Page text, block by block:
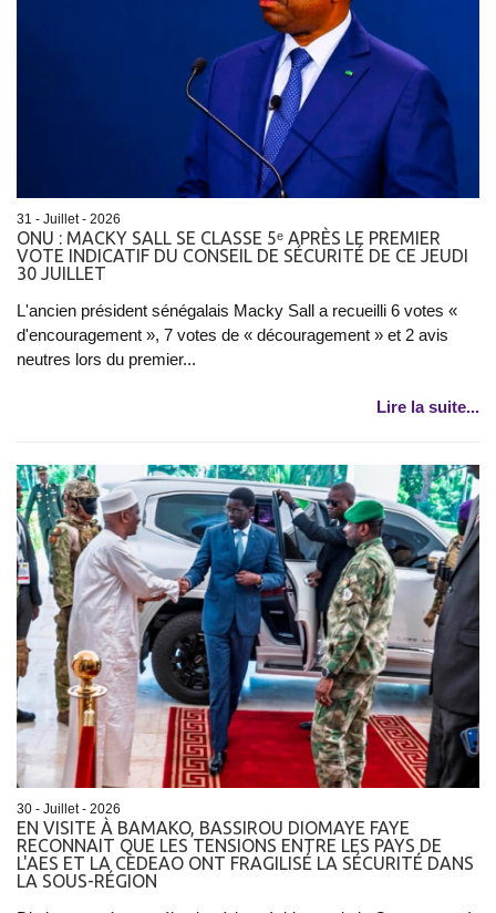
31 - Juillet - 2026
ONU : MACKY SALL SE CLASSE 5ᵉ APRÈS LE PREMIER
VOTE INDICATIF DU CONSEIL DE SÉCURITÉ DE CE JEUDI
30 JUILLET
L'ancien président sénégalais Macky Sall a recueilli 6 votes «
d'encouragement », 7 votes de « découragement » et 2 avis
neutres lors du premier...
Lire la suite...
30 - Juillet - 2026
EN VISITE À BAMAKO, BASSIROU DIOMAYE FAYE
RECONNAIT QUE LES TENSIONS ENTRE LES PAYS DE
L'AES ET LA CEDEAO ONT FRAGILISÉ LA SÉCURITÉ DANS
LA SOUS-RÉGION